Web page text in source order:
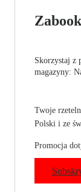
Skorzystaj z
magazyny:
Twoje
Polski i ze
Promocja